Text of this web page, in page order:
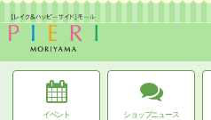
イベント ショップニュース